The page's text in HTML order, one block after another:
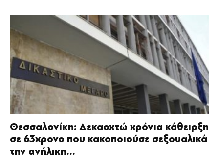
Θεσσαλονίκη: Δεκαοχτώ χρόνια κάθειρξη
σε 63χρονο που κακοποιούσε σεξουαλικά
την ανήλικη...